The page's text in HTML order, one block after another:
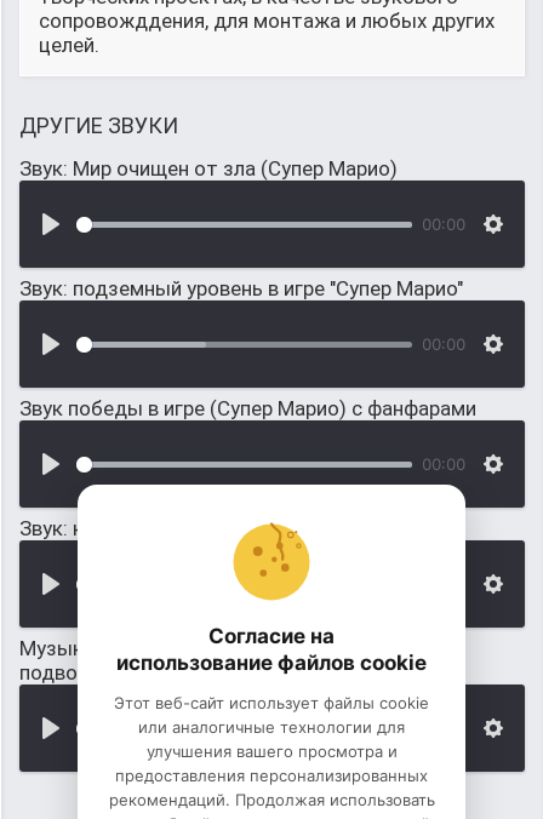
сопровожддения, для монтажа и любых других
целей.
ДРУГИЕ ЗВУКИ
Звук: Мир очищен от зла (Супер Марио)
00:00
Звук: подземный уровень в игре "Супер Марио"
00:00
Звук победы в игре (Супер Марио) с фанфарами
00:00
Звук: когда супер Марио собирает монеты
Музыка: когда "Супер Марио" находится в
подводном мире
Согласие на
использование файлов cookie
Этот веб-сайт использует файлы cookie
или аналогичные технологии для
улучшения вашего просмотра и
предоставления персонализированных
рекомендаций. Продолжая использовать